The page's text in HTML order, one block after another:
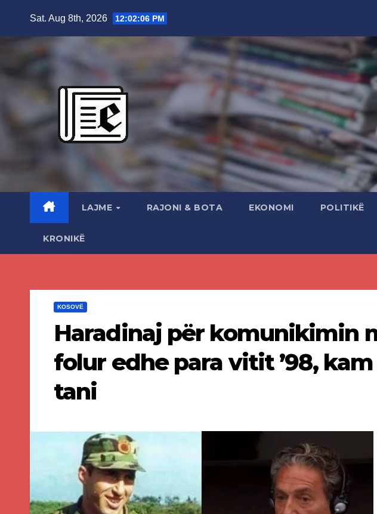
Sat. Aug 8th, 2026 12:02:07 PM
LAJME RAJONI & BOTA EKONOMI POLITIKË
KRONIKË
KOSOVË
Haradinaj për komunikimin
folur edhe para vitit ’98,
tani